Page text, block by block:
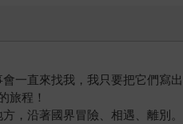
會一直來找我，我只要把它們寫
旅程！
，沿著國界冒險、相遇、離別。